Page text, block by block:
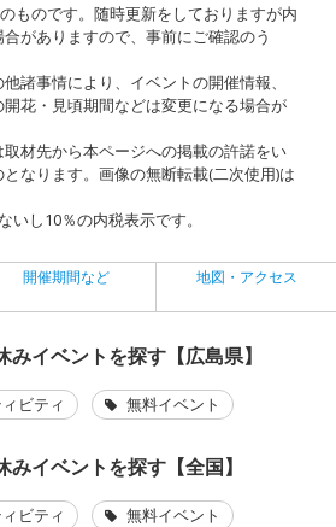
ものです。随時更新をしておりますが内
がありますので、事前にご確認のう
諸事情により、イベントの開催情報、
花・見頃期間などは変更になる場合が
材先から本ページへの掲載の許諾をい
なります。画像の無断転載(二次使用)は
し10％の内税表示です。
開催期間など 地図・アクセス
みイベントを探す【広島県】
ビティ 無料イベント
イベントを探す【全国】
ビティ 無料イベント